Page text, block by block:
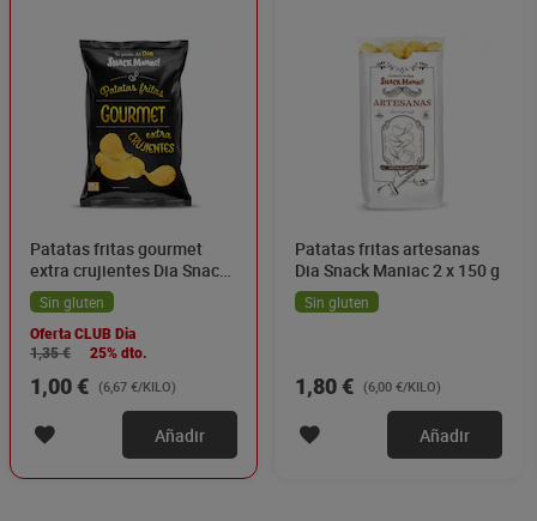
Patatas fritas gourmet
extra crujientes Dia Snack
Maniac 150 g
Sin gluten
Oferta CLUB Dia
1,35 €
25% dto.
1,00 € (6,67 €/KILO)
Añadir
Patatas fritas artesanas
Dia Snack Maniac 2 x 150 g
Sin gluten
1,80 € (6,00 €/KILO)
Añadir